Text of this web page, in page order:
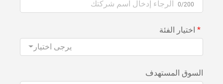
0/200
اختيار الفئة
يرجى اختيار
السوق المستهدف